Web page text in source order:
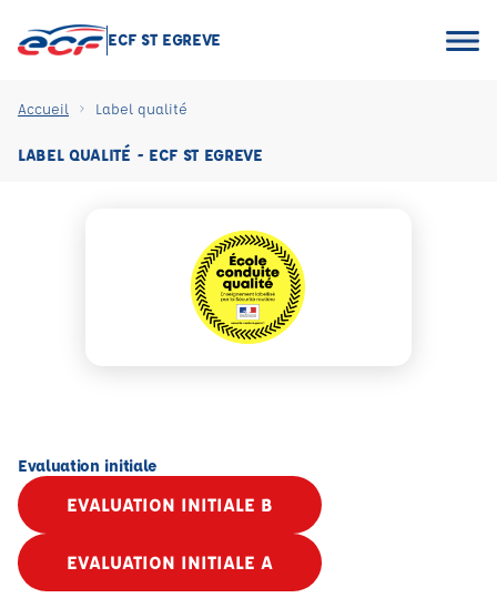
ECF ST EGREVE
Accueil Label qualité
LABEL QUALITÉ - ECF ST EGREVE
Evaluation initiale
EVALUATION INITIALE B
EVALUATION INITIALE A